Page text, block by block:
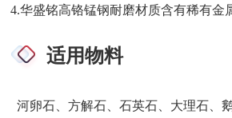
4.华盛铭高铬锰钢耐磨材质含有稀有金
适用物料
河卵石、方解石、石英石、大理石、